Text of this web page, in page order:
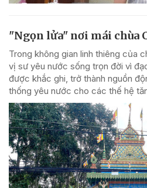
"Ngọn lửa" nơi mái chùa
Trong không gian linh thiêng của
vị sư yêu nước sống trọn đời vì
được khắc ghi, trở thành nguồn
thống yêu nước cho các thế hệ